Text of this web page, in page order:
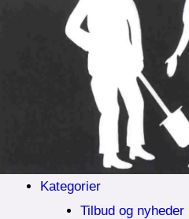
Kategorier
Tilbud og nyheder